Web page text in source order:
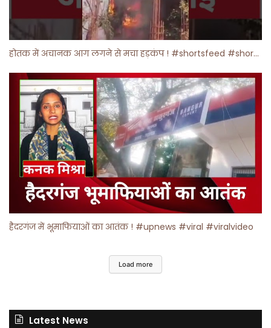
होतक में अचानक आग लगने से मचा हड़कंप ! #shortsfeed #shorts #viralshorts
हैदरगंज में भूमाफियाओं का आतंक ! #upnews #viral #viralvideo
Load more
Latest News